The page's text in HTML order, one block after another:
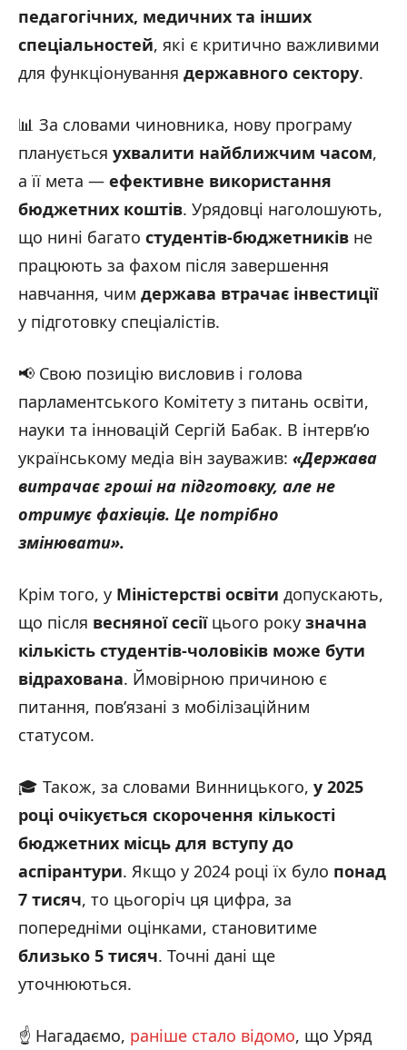
педагогічних, медичних та інших
спеціальностей, які є критично важливими
для функціонування державного сектору.
📊 За словами чиновника, нову програму
планується ухвалити найближчим часом,
а її мета — ефективне використання
бюджетних коштів. Урядовці наголошують,
що нині багато студентів-бюджетників не
працюють за фахом після завершення
навчання, чим держава втрачає інвестиції
у підготовку спеціалістів.
📢 Свою позицію висловив і голова
парламентського Комітету з питань освіти,
науки та інновацій Сергій Бабак. В інтерв’ю
українському медіа він зауважив: «Держава
витрачає гроші на підготовку, але не
отримує фахівців. Це потрібно
змінювати».
Крім того, у Міністерстві освіти допускають,
що після весняної сесіїцього року значна
кількість студентів-чоловіків може бути
відрахована. Ймовірною причиною є
питання, пов’язані з мобілізаційним
статусом.
🎓 Також, за словами Винницького, у 2025
році очікується скорочення кількості
бюджетних місць для вступу до
аспірантури. Якщо у 2024 році їх було понад
7 тисяч, то цьогоріч ця цифра, за
попередніми оцінками, становитиме
близько 5 тисяч. Точні дані ще
уточнюються.
☝️ Нагадаємо, раніше стало відомо, що Уряд